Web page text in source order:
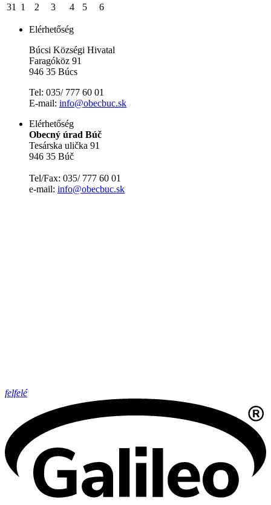
31
1 2 3 4 5 6
Elérhetőség
Búcsi Községi Hivatal
Faragóköz 91
946 35 Búcs
Tel: 035/ 777 60 01
E-mail: info@obecbuc.sk
Elérhetőség
Obecný úrad Búč
Tesárska ulička 91
946 35 Búč
Tel/Fax: 035/ 777 60 01
e-mail: info@obecbuc.sk
felfelé